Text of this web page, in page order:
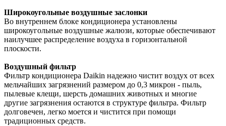
Широкоугольные воздушные заслонки
Во внутреннем блоке кондиционера установлены
широкоугольные воздушные жалюзи, которые обеспечивают
наилучшее распределение воздуха в горизонтальной
плоскости.
Воздушный фильтр
Фильтр кондиционера Daikin надежно чистит воздух от всех
мельчайших загрязнений размером до 0,3 микрон - пыль,
пылевые клещи, шерсть домашних животных и многие
другие загрязнения остаются в структуре фильтра. Фильтр
долговечен, легко моется и чистится при помощи
традиционных средств.